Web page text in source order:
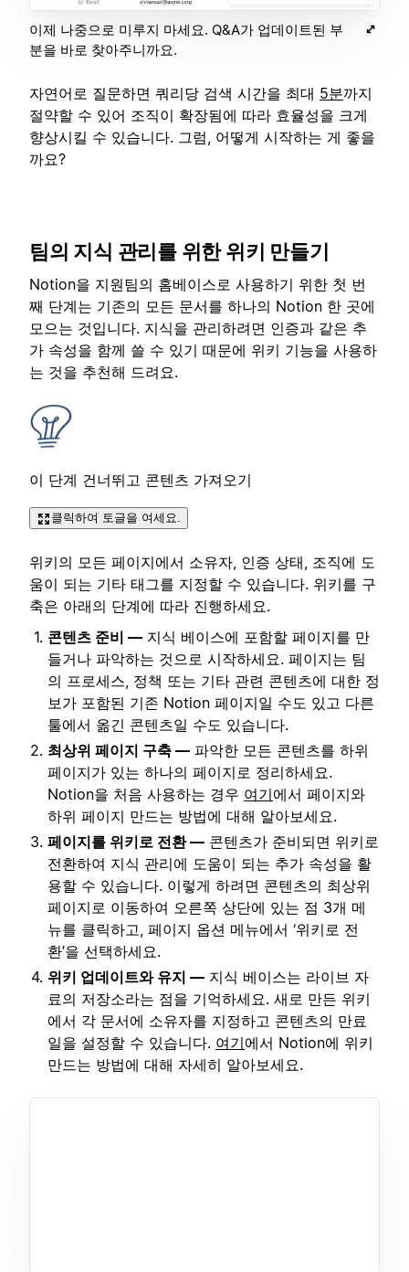
이제 나중으로 미루지 마세요. Q&A가 업데이트된 부
분을 바로 찾아주니까요.
자연어로 질문하면 쿼리당 검색 시간을 최대 5분까지
절약할 수 있어 조직이 확장됨에 따라 효율성을 크게
향상시킬 수 있습니다. 그럼, 어떻게 시작하는 게 좋을
까요?
팀의 지식 관리를 위한 위키 만들기
Notion을 지원팀의 홈베이스로 사용하기 위한 첫 번
째 단계는 기존의 모든 문서를 하나의 Notion 한 곳에
모으는 것입니다. 지식을 관리하려면 인증과 같은 추
가 속성을 함께 쓸 수 있기 때문에 위키 기능을 사용하
는 것을 추천해 드려요.
이 단계 건너뛰고 콘텐츠 가져오기
클릭하여 토글을 여세요.
위키의 모든 페이지에서 소유자, 인증 상태, 조직에 도
움이 되는 기타 태그를 지정할 수 있습니다. 위키를 구
축은 아래의 단계에 따라 진행하세요.
콘텐츠 준비 — 지식 베이스에 포함할 페이지를 만
들거나 파악하는 것으로 시작하세요. 페이지는 팀
의 프로세스, 정책 또는 기타 관련 콘텐츠에 대한 정
보가 포함된 기존 Notion 페이지일 수도 있고 다른
툴에서 옮긴 콘텐츠일 수도 있습니다.
최상위 페이지 구축 — 파악한 모든 콘텐츠를 하위
페이지가 있는 하나의 페이지로 정리하세요.
Notion을 처음 사용하는 경우 여기에서 페이지와
하위 페이지 만드는 방법에 대해 알아보세요.
페이지를 위키로 전환 — 콘텐츠가 준비되면 위키로
전환하여 지식 관리에 도움이 되는 추가 속성을 활
용할 수 있습니다. 이렇게 하려면 콘텐츠의 최상위
페이지로 이동하여 오른쪽 상단에 있는 점 3개 메
뉴를 클릭하고, 페이지 옵션 메뉴에서 ‘위키로 전
환’을 선택하세요.
위키 업데이트와 유지 — 지식 베이스는 라이브 자
료의 저장소라는 점을 기억하세요. 새로 만든 위키
에서 각 문서에 소유자를 지정하고 콘텐츠의 만료
일을 설정할 수 있습니다. 여기에서 Notion에 위키
만드는 방법에 대해 자세히 알아보세요.